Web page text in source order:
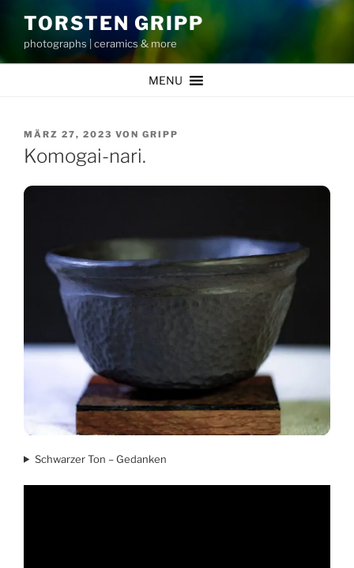
Inhalt
springen
TORSTEN GRIPP
photographs | ceramics & more
MENU
VERÖFFENTLICHT
AM
MÄRZ 27, 2023 VON GRIPP
Komogai-nari.
Schwarzer Ton – Gedanken